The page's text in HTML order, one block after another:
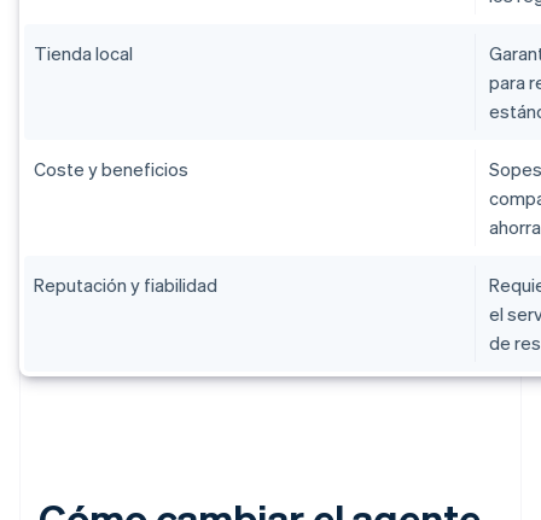
Tienda local
para
Coste y beneficios
Reputación y fiabilidad
el
de